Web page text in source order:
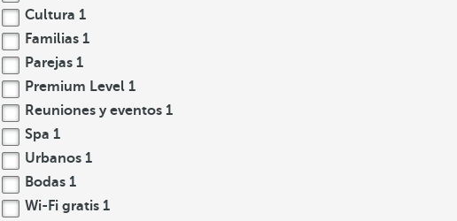
Cultura 1
Familias 1
Parejas 1
Premium Level 1
Reuniones y eventos 1
Spa 1
Urbanos 1
Bodas 1
Wi-Fi gratis 1